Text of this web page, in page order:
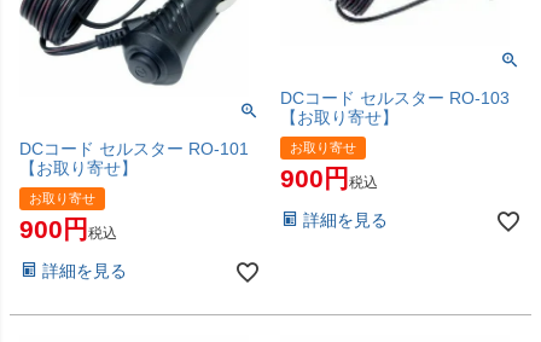
DCコード セルスター RO-101
【お取り寄せ】
お取り寄せ
900 税込
詳細を見る
DCコード セルスター RO-103
【お取り寄せ】
お取り寄せ
900 税込
詳細を見る